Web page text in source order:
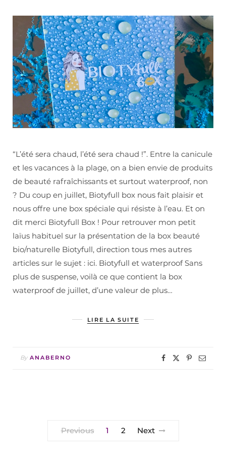
“L’été sera chaud, l’été sera chaud !”. Entre la canicule
et les vacances à la plage, on a bien envie de produits
de beauté rafraîchissants et surtout waterproof, non
? Du coup en juillet, Biotyfull box nous fait plaisir et
nous offre une box spéciale qui résiste à l’eau. Et on
dit merci Biotyfull Box ! Pour retrouver mon petit
laïus habituel sur la présentation de la box beauté
bio/naturelle Biotyfull, direction tous mes autres
articles sur le sujet : ici. Biotyfull et waterproof Sans
plus de suspense, voilà ce que contient la box
waterproof de juillet, d’une valeur de plus…
LIRE LA SUITE
By ANABERNO
Previous 1 2 Next